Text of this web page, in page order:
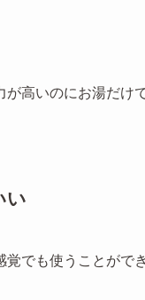
高いのにお湯だけ
い
でも使うことがで